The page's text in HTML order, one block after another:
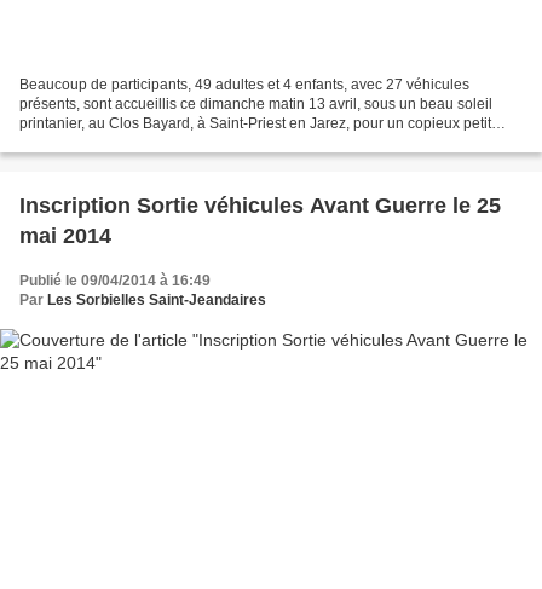
Beaucoup de participants, 49 adultes et 4 enfants, avec 27 véhicules
présents, sont accueillis ce dimanche matin 13 avril, sous un beau soleil
printanier, au Clos Bayard, à Saint-Priest en Jarez, pour un copieux petit
Inscription Sortie véhicules Avant Guerre le 25
mai 2014
Publié le 09/04/2014 à 16:49
Par Les Sorbielles Saint-Jeandaires